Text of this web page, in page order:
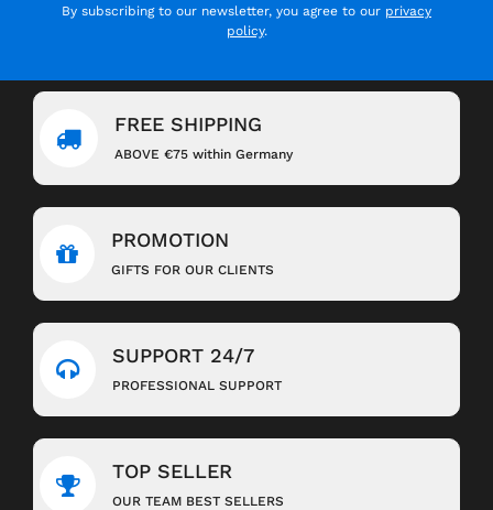
By subscribing to our newsletter, you agree to our privacy
policy.
FREE SHIPPING
ABOVE €75 within Germany
PROMOTION
GIFTS FOR OUR CLIENTS
SUPPORT 24/7
PROFESSIONAL SUPPORT
TOP SELLER
OUR TEAM BEST SELLERS